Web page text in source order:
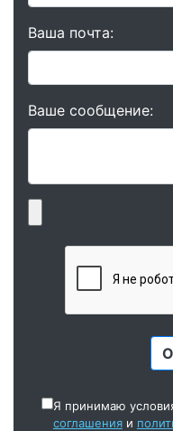
Ваша почта:
Ваше сообщение:
Я принимаю
соглашенияи